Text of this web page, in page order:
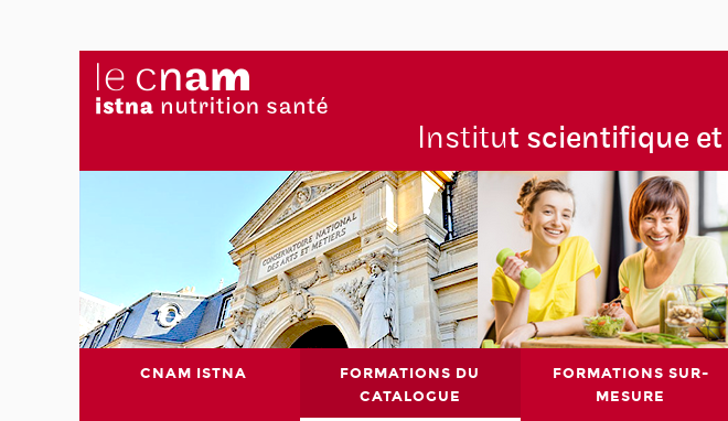
Institut scientifique et
CNAM ISTNA
FORMATIONS DU
CATALOGUE
FORMATIONS SUR-
MESURE